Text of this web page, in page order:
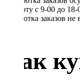
Субботу с 9-00 до
обработка заказов не
Как